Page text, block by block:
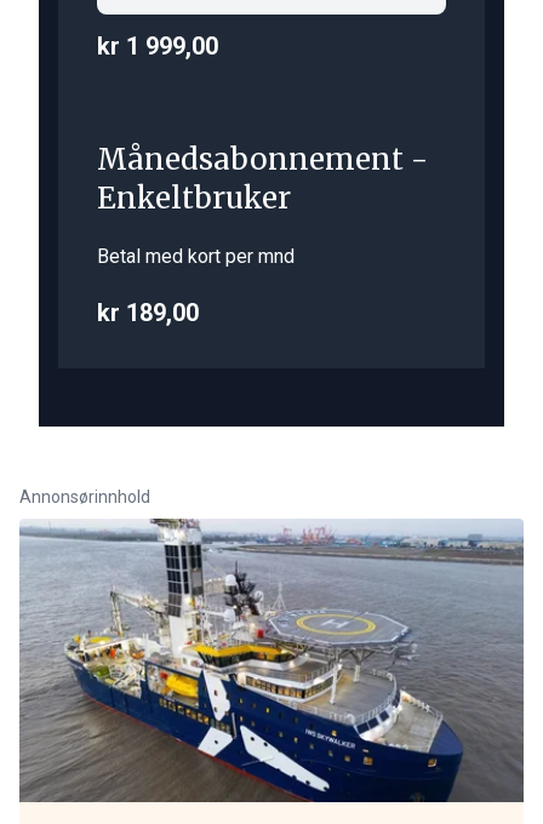
kr 1 999,00
Månedsabonnement -
Enkeltbruker
Betal med kort per mnd
kr 189,00
Annonsørinnhold